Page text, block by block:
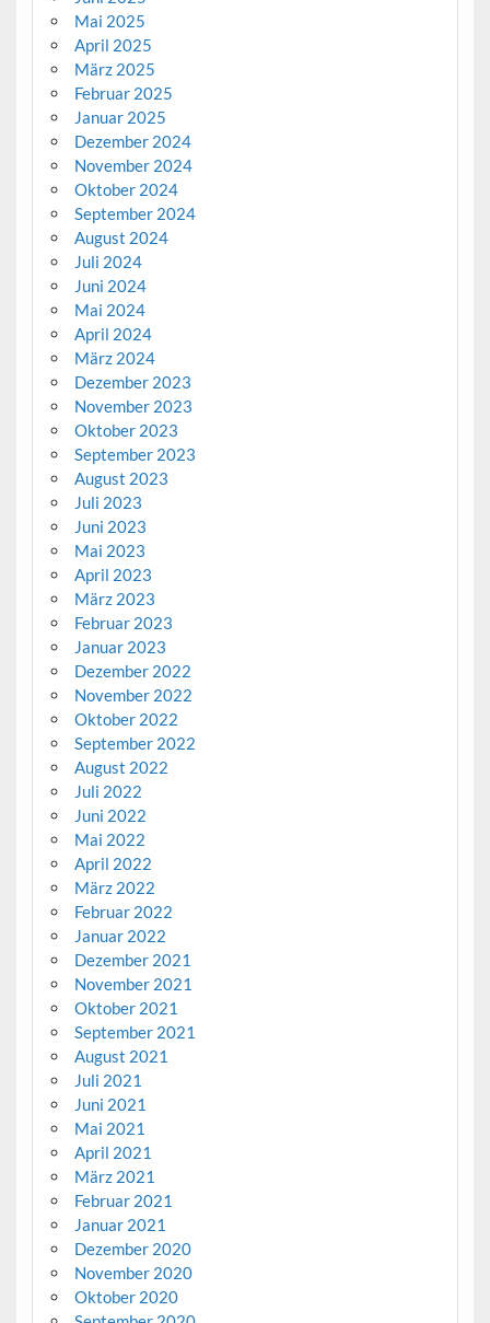
Mai 2025
April 2025
März 2025
Februar 2025
Januar 2025
Dezember 2024
November 2024
Oktober 2024
September 2024
August 2024
Juli 2024
Juni 2024
Mai 2024
April 2024
März 2024
Dezember 2023
November 2023
Oktober 2023
September 2023
August 2023
Juli 2023
Juni 2023
Mai 2023
April 2023
März 2023
Februar 2023
Januar 2023
Dezember 2022
November 2022
Oktober 2022
September 2022
August 2022
Juli 2022
Juni 2022
Mai 2022
April 2022
März 2022
Februar 2022
Januar 2022
Dezember 2021
November 2021
Oktober 2021
September 2021
August 2021
Juli 2021
Juni 2021
Mai 2021
April 2021
März 2021
Februar 2021
Januar 2021
Dezember 2020
November 2020
Oktober 2020